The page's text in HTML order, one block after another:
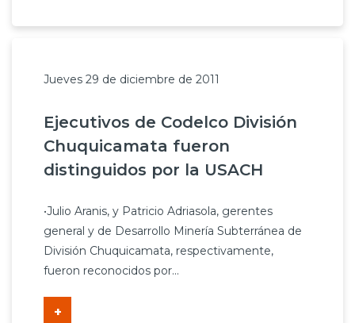
Jueves 29 de diciembre de 2011
Ejecutivos de Codelco División
Chuquicamata fueron
distinguidos por la USACH
•Julio Aranis, y Patricio Adriasola, gerentes
general y de Desarrollo Minería Subterránea de
División Chuquicamata, respectivamente,
fueron reconocidos por...
+